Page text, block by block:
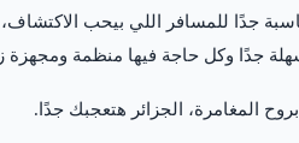
جدًا للمسافر اللي بيحب الاكتشاف،
جدًا وكل حاجة فيها منظمة ومجهزة
المغامرة، الجزائر هتعجبك جدًا.